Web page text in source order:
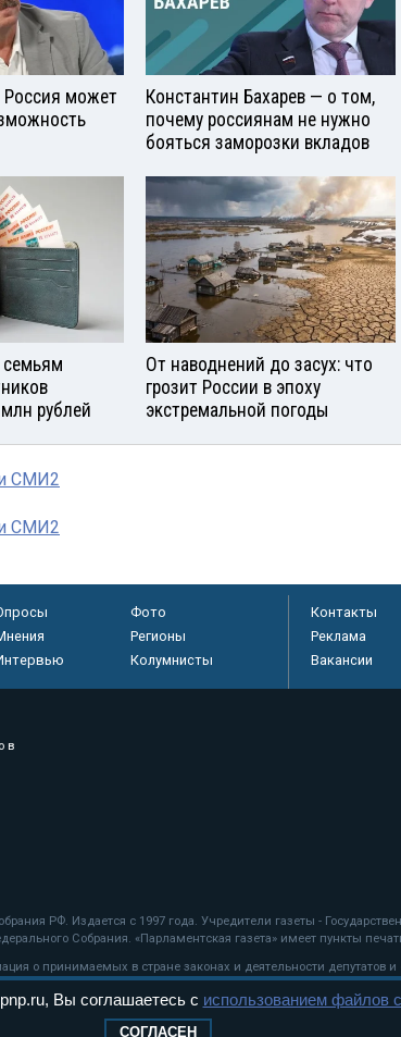
Россия может
Константин Бахарев — о том,
почему россиянам не нужно
бояться заморозки вкладов
рублей
От наводнений до засух: что
грозит России в эпоху
экстремальной погоды
СМИ2
СМИ2
Фото
Регионы
Колумнисты
Контакты
Реклама
Вакансии
в
РФ. Издается с 1997 года. Учредители газеты -
Собрания. «Парламентская газета» имеет пункты
о принимаемых в стране законах и деятельности депутатов
Вы соглашаетесь с использованием файлов
СОГЛАСЕН